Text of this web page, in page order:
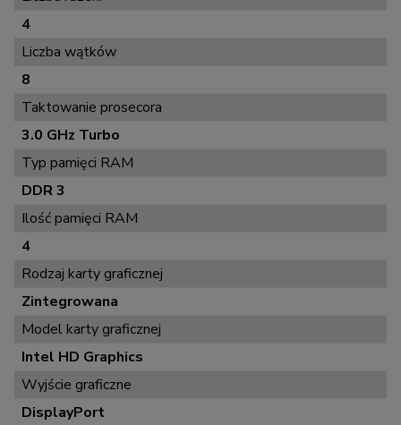
4
Liczba wątków
8
Taktowanie prosecora
3.0 GHz Turbo
Typ pamięci RAM
DDR 3
Ilość pamięci RAM
4
Rodzaj karty graficznej
Zintegrowana
Model karty graficznej
Intel HD Graphics
Wyjście graficzne
DisplayPort